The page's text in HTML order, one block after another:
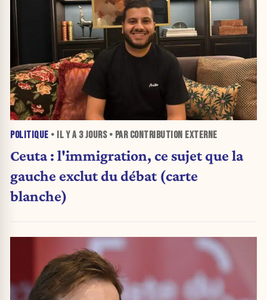
POLITIQUE • IL Y A 3 JOURS• PAR CONTRIBUTION EXTERNE
Ceuta : l'immigration, ce sujet que la
gauche exclut du débat (carte
blanche)